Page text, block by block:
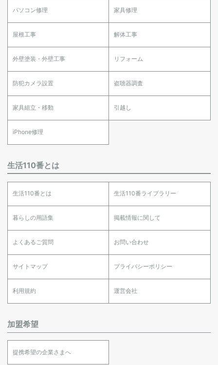
パソコン修理 家具修理
屋根工事 解体工事
外壁塗装・外壁工事 リフォーム
防犯カメラ設置 盗聴器調査
家具組立・移動 引越し
iPhone修理
生活110番とは
生活110番とは 生活110番ライブラリー
暮らしの用語集 掲載情報に関して
よくあるご質問 お問い合わせ
サイトマップ プライバシーポリシー
利用規約 運営会社
加盟希望
提携希望の企業さまへ